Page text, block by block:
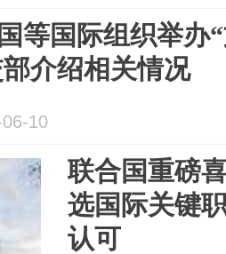
等国际组织举办
介绍相关情况
10
联合国重磅
选国际关键
认可